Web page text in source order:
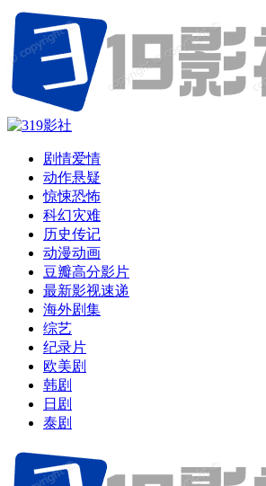
剧情爱情
动作悬疑
惊悚恐怖
科幻灾难
历史传记
动漫动画
豆瓣高分影片
最新影视速递
海外剧集
综艺
纪录片
欧美剧
韩剧
日剧
泰剧